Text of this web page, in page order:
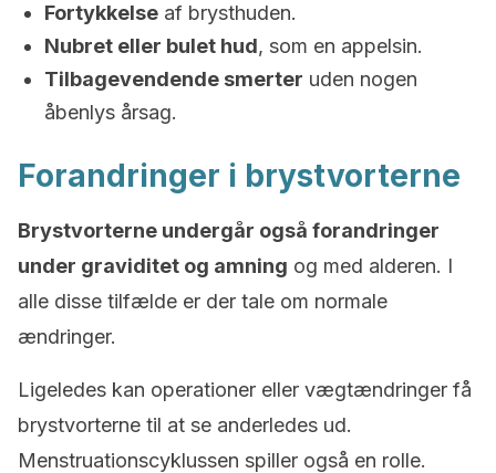
Fortykkelse af brysthuden.
Nubret eller bulet hud, som en appelsin.
Tilbagevendende smerter uden nogen
åbenlys årsag.
Forandringer i brystvorterne
Brystvorterne undergår også forandringer
under graviditet og amning og med alderen. I
alle disse tilfælde er der tale om normale
ændringer.
Ligeledes kan operationer eller vægtændringer få
brystvorterne til at se anderledes ud.
Menstruationscyklussen spiller også en rolle.